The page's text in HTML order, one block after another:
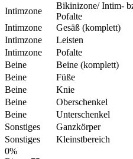
Intimzone
Bikinizone/ Intim-
Pofalte
Intimzone
Gesäß (komplett)
Intimzone
Leisten
Intimzone
Pofalte
Beine
Beine (komplett)
Beine
Füße
Beine
Knie
Beine
Oberschenkel
Beine
Unterschenkel
Sonstiges
Ganzkörper
Sonstiges
Kleinstbereich
0%